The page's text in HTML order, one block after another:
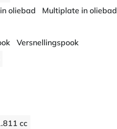
oliebad
Multiplate in oliebad
Versnellingspook
cc